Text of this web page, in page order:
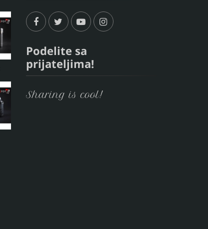
Podelite sa
prijateljima!
Sharing is cool!